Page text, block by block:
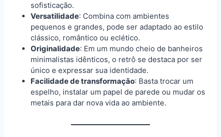
sofisticação.
Versatilidade: Combina com ambientes
pequenos e grandes, pode ser adaptado ao estilo
clássico, romântico ou eclético.
Originalidade: Em um mundo cheio de banheiros
minimalistas idênticos, o retrô se destaca por ser
único e expressar sua identidade.
Facilidade de transformação: Basta trocar um
espelho, instalar um papel de parede ou mudar os
metais para dar nova vida ao ambiente.